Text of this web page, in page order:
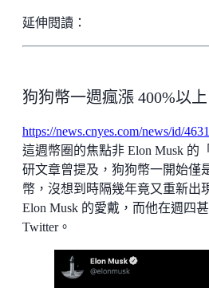
延伸閱讀：
狗狗幣一週瘋漲 400%以
https://news.cnyes.com/news/id/
這週幣圈的焦點非 Elon Musk 的
研文章曾提及，狗狗幣一開始僅
幣，沒想到時隔幾年竟又重新出
Elon Musk 的愛戴，而他在週四
Twitter。